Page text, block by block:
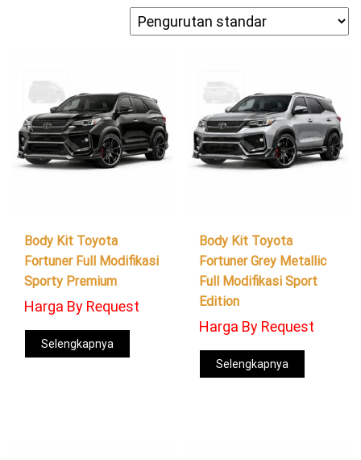
Body Kit Toyota
Fortuner Full Modifikasi
Sporty Premium
Harga By Request
Selengkapnya
Body Kit Toyota
Fortuner Grey Metallic
Full Modifikasi Sport
Edition
Harga By Request
Selengkapnya